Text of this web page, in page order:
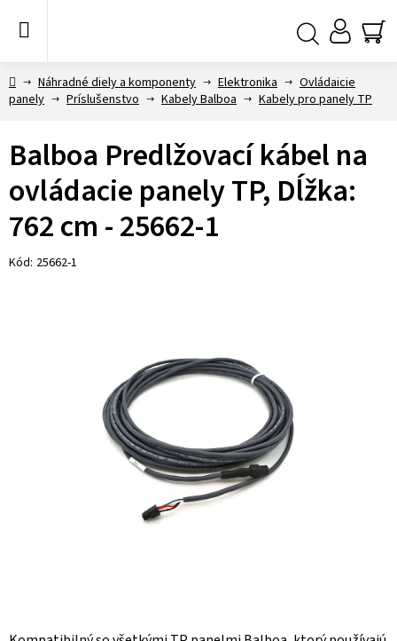
DomovNáhradné diely a komponenty Elektronika
Ovládaicie
panely
Príslušenstvo Kabely Balboa Kabely pro panely TP
Balboa Predlžovací kábel na
ovládacie panely TP, Dĺžka:
762 cm - 25662-1
Kód: 25662-1